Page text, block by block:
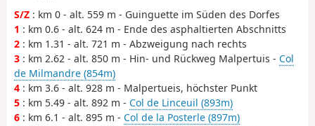
S/Z : km 0 - alt. 559 m - Guinguette im Süden des Dorfes
1 : km 0.6 - alt. 624 m - Ende des asphaltierten Abschnitts
2 : km 1.31 - alt. 721 m - Abzweigung nach rechts
3 : km 2.62 - alt. 850 m - Hin- und Rückweg Malpertuis - Col
de Milmandre (854m)
4 : km 3.6 - alt. 928 m - Malpertueis, höchster Punkt
5 : km 5.49 - alt. 892 m - Col de Linceuil (893m)
6 : km 6.1 - alt. 895 m - Col de la Posterle (897m)